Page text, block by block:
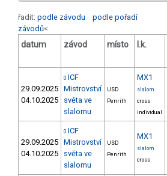
řadit: podle závodu podle pořadí
závodů<
datum závod místo l.k.
29.09.2025
04.10.2025
0 ICF
Mistrovství
světa ve
slalomu
USD
Penrith
MX1
slalom
cross
individual
29.09.2025
04.10.2025
0 ICF
Mistrovství
světa ve
slalomu
USD
Penrith
MX1
slalom
cross